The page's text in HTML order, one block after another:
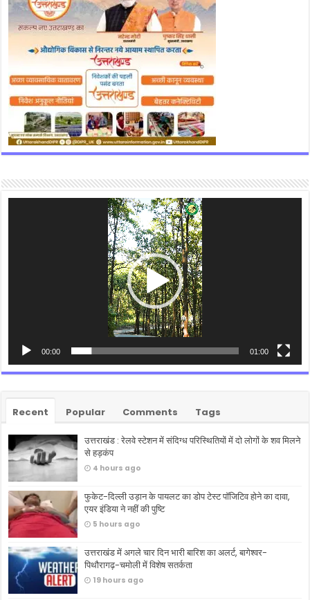
00:00 01:00
Recent Popular Comments Tags
उत्तराखंड : रेलवे स्टेशन में संदिग्ध परिस्थितियों में दो लोगों के शव मिलने
से हड़कंप
4 hours ago
फुकेट-दिल्ली उड़ान के पायलट का डोप टेस्ट पॉजिटिव होने का दावा,
एयर इंडिया ने नहीं की पुष्टि
5 hours ago
उत्तराखंड में अगले चार दिन भारी बारिश का अलर्ट, बागेश्वर-
पिथौरागढ़-चमोली में विशेष सतर्कता
19 hours ago